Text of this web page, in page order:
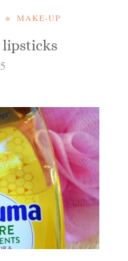
MAKE-UP
lipsticks